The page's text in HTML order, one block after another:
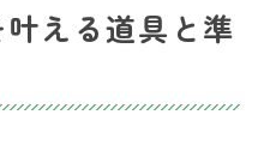
える道具と準